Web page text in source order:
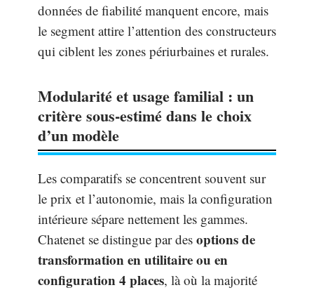
données de fiabilité manquent encore, mais
le segment attire l’attention des constructeurs
qui ciblent les zones périurbaines et rurales.
Modularité et usage familial : un
critère sous-estimé dans le choix
d’un modèle
Les comparatifs se concentrent souvent sur
le prix et l’autonomie, mais la configuration
intérieure sépare nettement les gammes.
Chatenet se distingue par des options de
transformation en utilitaire ou en
configuration 4 places, là où la majorité